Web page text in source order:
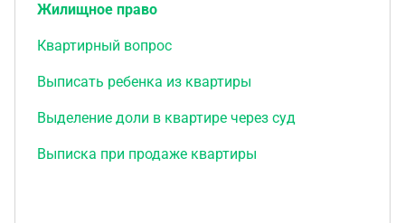
Жилищное право
Квартирный вопрос
Выписать ребенка из квартиры
Выделение доли в квартире через суд
Выписка при продаже квартиры